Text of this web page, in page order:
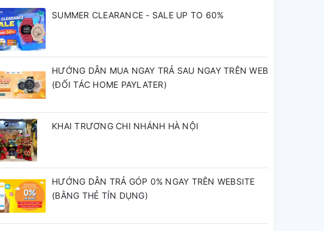
SUMMER CLEARANCE - SALE UP TO 60%
HƯỚNG DẪN MUA NGAY TRẢ SAU NGAY TRÊN WEB
(ĐỐI TÁC HOME PAYLATER)
KHAI TRƯƠNG CHI NHÁNH HÀ NỘI
HƯỚNG DẪN TRẢ GÓP 0% NGAY TRÊN WEBSITE
(BẰNG THẺ TÍN DỤNG)